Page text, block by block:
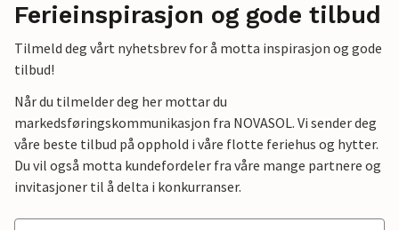
Ferieinspirasjon og gode tilbud
Tilmeld deg vårt nyhetsbrev for å motta inspirasjon og gode
tilbud!
Når du tilmelder deg her mottar du
markedsføringskommunikasjon fra NOVASOL. Vi sender deg
våre beste tilbud på opphold i våre flotte feriehus og hytter.
Du vil også motta kundefordeler fra våre mange partnere og
invitasjoner til å delta i konkurranser.